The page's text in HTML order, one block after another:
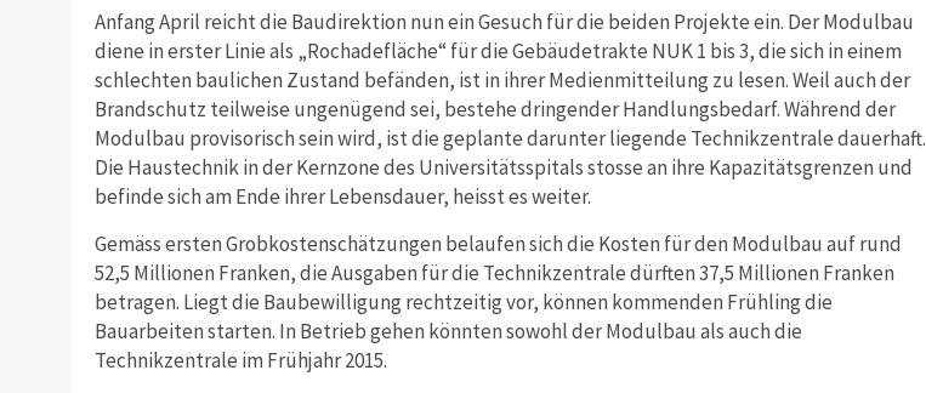
Anfang April reicht die Baudirektion nun ein Gesuch für die beiden Projekte ein. Der Modulbau
diene in erster Linie als „Rochadefläche“ für die Gebäudetrakte NUK 1 bis 3, die sich in einem
schlechten baulichen Zustand befänden, ist in ihrer Medienmitteilung zu lesen. Weil auch der
Brandschutz teilweise ungenügend sei, bestehe dringender Handlungsbedarf. Während der
Modulbau provisorisch sein wird, ist die geplante darunter liegende Technikzentrale dauerhaft.
Die Haustechnik in der Kernzone des Universitätsspitals stosse an ihre Kapazitätsgrenzen und
befinde sich am Ende ihrer Lebensdauer, heisst es weiter.
Gemäss ersten Grobkostenschätzungen belaufen sich die Kosten für den Modulbau auf rund
52,5 Millionen Franken, die Ausgaben für die Technikzentrale dürften 37,5 Millionen Franken
betragen. Liegt die Baubewilligung rechtzeitig vor, können kommenden Frühling die
Bauarbeiten starten. In Betrieb gehen könnten sowohl der Modulbau als auch die
Technikzentrale im Frühjahr 2015.